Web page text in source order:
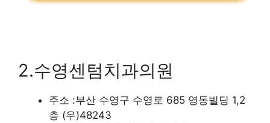
2.수영센텀치과의원
주소 :부산 수영구 수영로 685 영동빌딩 1,2
층 (우)48243